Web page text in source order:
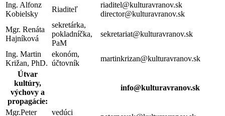
Ing. Alfonz
Kobielsky
Riaditeľ
riaditel@kulturavranov.sk
director@kulturavranov.sk
Mgr. Renáta
Hajníková
sekretárka,
pokladníčka,
PaM
sekretariat@kulturavranov.sk
Ing. Martin
Križan, PhD.
ekonóm,
účtovník
martinkrizan@kulturavranov.sk
Útvar
kultúry,
výchovy a
propagácie:
info@kulturavranov.sk
Mgr.Peter vedúci